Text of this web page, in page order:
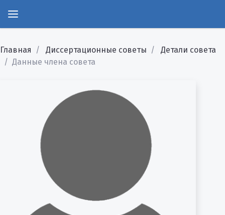
Главная Диссертационные советы
Детали совета
Данные члена совета